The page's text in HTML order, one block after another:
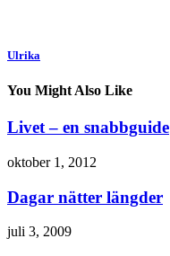
Ulrika
You Might Also Like
Livet – en snabbguide
oktober 1, 2012
Dagar nätter längder
juli 3, 2009